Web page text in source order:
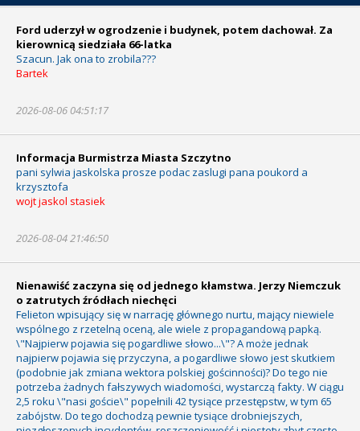
Ford uderzył w ogrodzenie i budynek, potem dachował. Za
kierownicą siedziała 66-latka
Szacun. Jak ona to zrobila???
Bartek
2026-08-06 04:51:17
Informacja Burmistrza Miasta Szczytno
pani sylwia jaskolska prosze podac zaslugi pana poukord a
krzysztofa
wojt jaskol stasiek
2026-08-04 21:46:50
Nienawiść zaczyna się od jednego kłamstwa. Jerzy Niemczuk
o zatrutych źródłach niechęci
Felieton wpisujący się w narrację głównego nurtu, mający niewiele
wspólnego z rzetelną oceną, ale wiele z propagandową papką.
\"Najpierw pojawia się pogardliwe słowo...\"? A może jednak
najpierw pojawia się przyczyna, a pogardliwe słowo jest skutkiem
(podobnie jak zmiana wektora polskiej gościnności)? Do tego nie
potrzeba żadnych fałszywych wiadomości, wystarczą fakty. W ciągu
2,5 roku \"nasi goście\" popełnili 42 tysiące przestępstw, w tym 65
zabójstw. Do tego dochodzą pewnie tysiące drobniejszych,